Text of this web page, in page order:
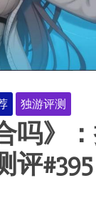
独游评测
吗》
#395